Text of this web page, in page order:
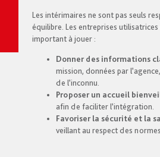
Les intérimaires ne sont pas seuls
équilibre. Les entreprises
important à jouer :
Donner des informations
mission, données par
de l’inconnu.
Proposer un accueil
afin de faciliter l’intégration.
Favoriser la sécurité et la
veillant au respect des normes.